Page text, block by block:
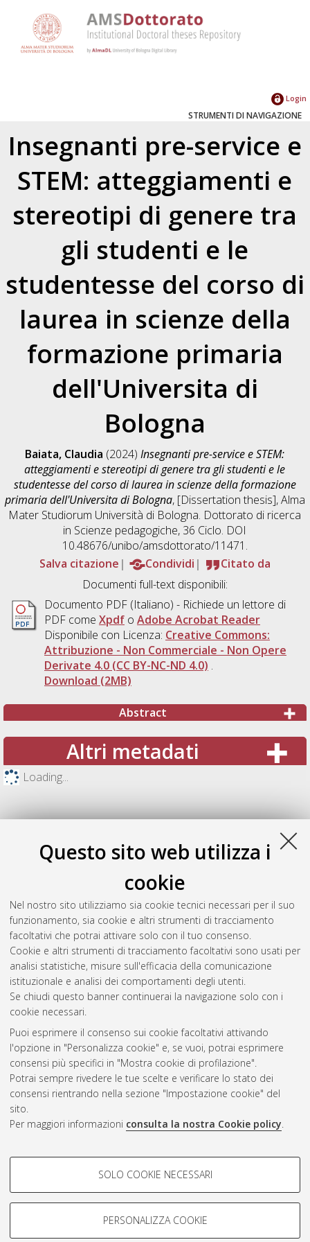
Questo sito web utilizza i
cookie
Nel nostro sito utilizziamo sia cookie tecnici necessari per il suo
funzionamento, sia cookie e altri strumenti di tracciamento
facoltativi che potrai attivare solo con il tuo consenso.
Cookie e altri strumenti di tracciamento facoltativi sono usati per
analisi statistiche, misure sull'efficacia della comunicazione
istituzionale e analisi dei comportamenti degli utenti.
Se chiudi questo banner continuerai la navigazione solo con i
cookie necessari.
Puoi esprimere il consenso sui cookie facoltativi attivando
l'opzione in "Personalizza cookie" e, se vuoi, potrai esprimere
consensi più specifici in "Mostra cookie di profilazione".
Potrai sempre rivedere le tue scelte e verificare lo stato dei
consensi rientrando nella sezione "Impostazione cookie" del
sito.
Per maggiori informazioni consulta la nostra Cookie policy.
COOKIE DI PROFILAZIONE -
Si tratta di cookie utilizzati per analizzare le caratteristiche della
navigazione degli utenti, creare profili in base al loro comportamento
SOLO COOKIE NECESSARI
PERSONALIZZA COOKIE
Login
STRUMENTI DI NAVIGAZIONE
Insegnanti pre-service e
STEM: atteggiamenti e
stereotipi di genere tra
gli studenti e le
studentesse del corso di
laurea in scienze della
formazione primaria
dell'Universita di
Bologna
Baiata, Claudia (2024)Insegnanti pre-service e STEM:
atteggiamenti e stereotipi di genere tra gli studenti e le
studentesse del corso di laurea in scienze della formazione
primaria dell'Universita di Bologna, [Dissertation thesis], Alma
Mater Studiorum Università di Bologna. Dottorato di ricerca
in Scienze pedagogiche, 36 Ciclo. DOI
10.48676/unibo/amsdottorato/11471.
Salva citazione
Condividi
Citato da
Documenti full-text disponibili:
Documento PDF(Italiano) - Richiede un lettore di
PDF come Xpdfo Adobe Acrobat Reader
Disponibile con Licenza: Creative Commons:
Attribuzione - Non Commerciale - Non Opere
Derivate 4.0 (CC BY-NC-ND 4.0) .
Download (2MB)
Abstract
Altri metadati
Loading...
Gestione del documento:
Atom
Rss 1.0
Rss 2.0
ISSN: 2038-7946
Impostazioni Cookie
Informativa sulla privacy
Condizioni d’uso del sito